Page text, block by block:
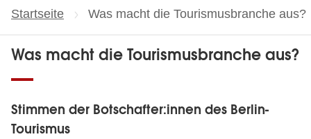
Startseite Aktuelle Seite:
Was macht die Tourismusbranche aus?
Was macht die Tourismusbranche aus?
Stimmen der Botschafter:innen des Berlin-
Tourismus